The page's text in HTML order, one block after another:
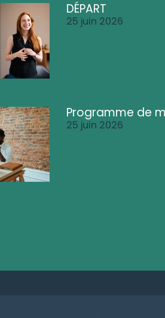
DÉPART
25 juin 2026
Programme de
25 juin 2026